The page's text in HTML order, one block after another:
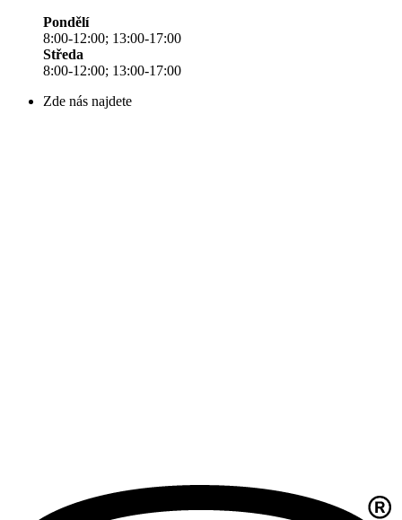
Pondělí
8:00-12:00; 13:00-17:00
Středa
8:00-12:00; 13:00-17:00
Zde nás najdete